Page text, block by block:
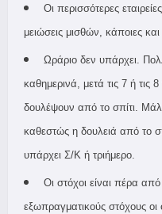
Οι περισσότερες
μειώσεις μισθών, κάποιες
Ωράριο δεν υπάρχει.
καθημερινά, μετά τις 7 ή τις
δουλέψουν από το σπίτι.
καθεστώς η δουλειά από το
υπάρχει Σ/Κ ή τριήμερο.
Οι στόχοι είναι πέρα
εξωπραγματικούς στόχους οι